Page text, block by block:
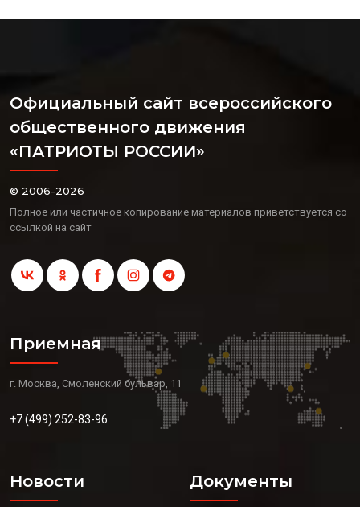
Официальный сайт всероссийского
общественного движения
«ПАТРИОТЫ РОССИИ»
© 2006-2026
Полное или частичное копирование материалов приветствуется со
ссылкой на сайт
Приемная
г. Москва, Смоленский бульвар, 11
+7 (499) 252-83-96
Новости Документы